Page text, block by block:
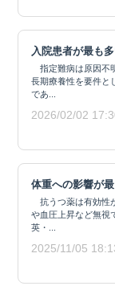
入院患者が最も
指定難病は原因不
長期療養性を要件と
であ...
2026/02/02
体重への影響が
抗うつ薬は有効性
や血圧上昇など無視
英・...
2025/11/05